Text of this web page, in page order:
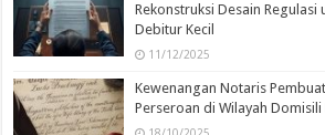
Rekonstruksi Desain Regulasi
Debitur Kecil
11/12/2025
Kewenangan Notaris
Perseroan di Wilayah Domisili